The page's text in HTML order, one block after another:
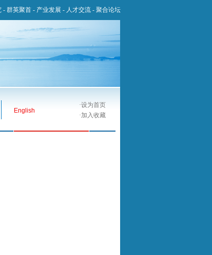
- 群英聚首 - 产业发展 - 人才交流 - 聚合论坛
English
·设为首页
·加入收藏